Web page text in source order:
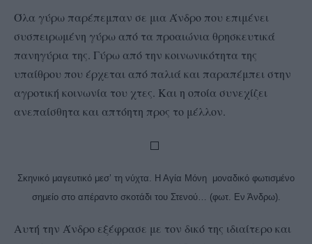
Όλα γύρω παρέπεμπαν σε μια Άνδρο που επιμένει
συσπειρωμένη γύρω από τα προαιώνια θρησκευτικά
πανηγύρια της. Γύρω από την κοινωνικότητα της
υπαίθρου που έρχεται από παλιά και παραπέμπει στην
αγροτική κοινωνία του χτες. Και η οποία συνεχίζει
ανεπαίσθητα και απτόητη προς το μέλλον.
Σκηνικό μαγευτικό μεσ’ τη νύχτα. Η Αγία Μόνη μοναδικό φωτισμένο
σημείο στο απέραντο σκοτάδι του Στενού… (φωτ. Εν Άνδρω).
Αυτή την Άνδρο εξέφρασε με τον δικό της ιδιαίτερο και